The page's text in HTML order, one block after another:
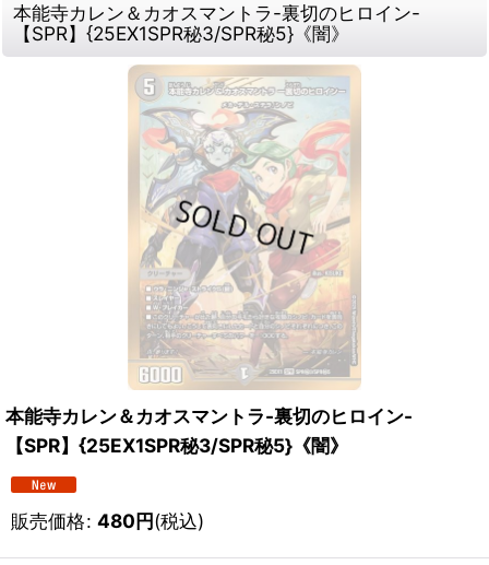
本能寺カレン＆カオスマントラ-裏切のヒロイン-
【SPR】{25EX1SPR秘3/SPR秘5}《闇》
本能寺カレン＆カオスマントラ-裏切のヒロイン-
【SPR】{25EX1SPR秘3/SPR秘5}《闇》
販売価格: 480円(税込)